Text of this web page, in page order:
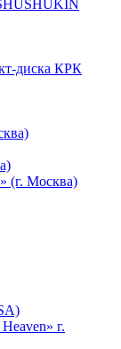
диска КРК
(г. Москва)
г.